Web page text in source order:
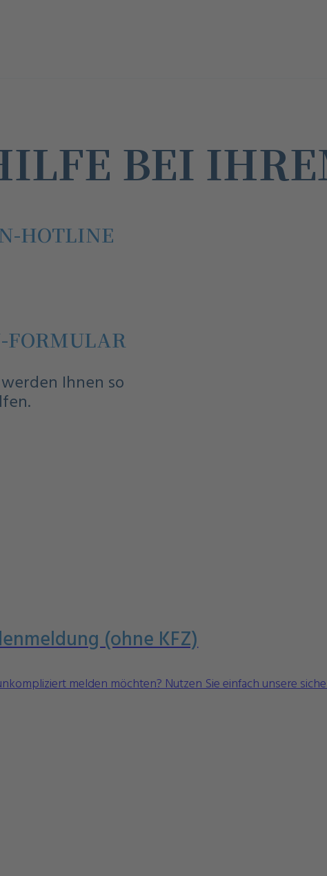
BEI
HOTLINE
FORMULAR
Ihnen so
(ohne KFZ)
melden möchten? Nutzen Sie einfach unsere